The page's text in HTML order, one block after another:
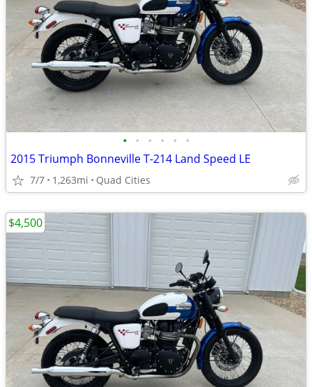
• • • • • •
2015 Triumph Bonneville T-214 Land Speed LE
7/7 1,263mi Quad Cities
$4,500